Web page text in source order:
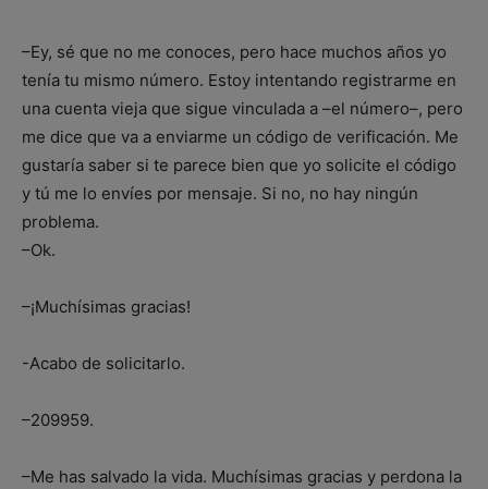
–Ey, sé que no me conoces, pero hace muchos años yo
tenía tu mismo número. Estoy intentando registrarme en
una cuenta vieja que sigue vinculada a –el número–, pero
me dice que va a enviarme un código de verificación. Me
gustaría saber si te parece bien que yo solicite el código
y tú me lo envíes por mensaje. Si no, no hay ningún
problema.
–Ok.
–¡Muchísimas gracias!
-Acabo de solicitarlo.
–209959.
–Me has salvado la vida. Muchísimas gracias y perdona la